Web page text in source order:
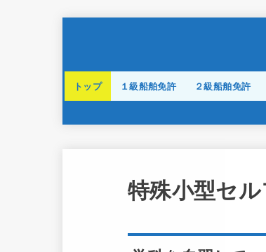
トップ １級船舶免許 ２級船舶免許
特殊小型セ